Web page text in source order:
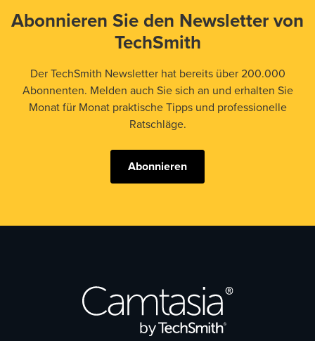
Abonnieren Sie den Newsletter von
TechSmith
Der TechSmith Newsletter hat bereits über 200.000
Abonnenten. Melden auch Sie sich an und erhalten Sie
Monat für Monat praktische Tipps und professionelle
Ratschläge.
Abonnieren